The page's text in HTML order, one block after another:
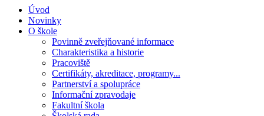
Úvod
Novinky
O škole
Povinně zveřejňované informace
Charakteristika a historie
Pracoviště
Certifikáty, akreditace, programy...
Partnerství a spolupráce
Informační zpravodaje
Fakultní škola